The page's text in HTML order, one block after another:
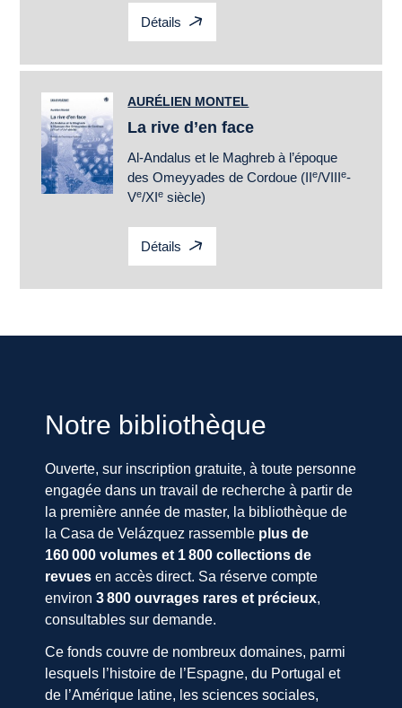
Détails
AURÉLIEN MONTEL
La rive d’en face
Al-Andalus et le Maghreb à l’époque
des Omeyyades de Cordoue (IIe/VIIIe-
Ve/XIe siècle)
Détails
Notre bibliothèque
Ouverte, sur inscription gratuite, à toute personne
engagée dans un travail de recherche à partir de
la première année de master, la bibliothèque de
la Casa de Velázquez rassemble plus de
160 000 volumes et 1 800 collections de
revues en accès direct. Sa réserve compte
environ3 800 ouvrages rares et précieux,
consultables sur demande.
Ce fonds couvre de nombreux domaines, parmi
lesquels l’histoire de l’Espagne, du Portugal et
de l’Amérique latine, les sciences sociales,